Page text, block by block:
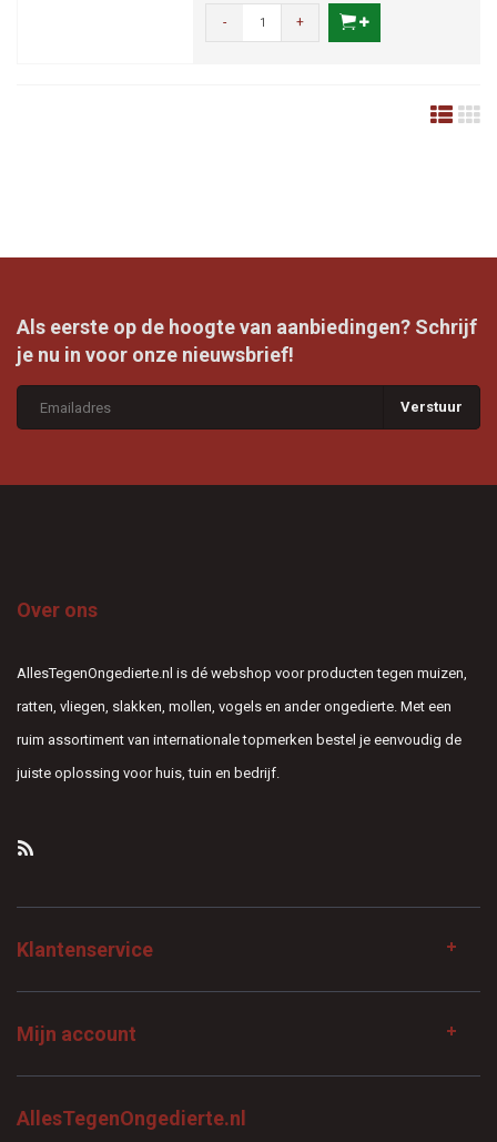
- +
Als eerste op de hoogte van aanbiedingen? Schrijf
je nu in voor onze nieuwsbrief!
Verstuur
Over ons
AllesTegenOngedierte.nl is dé webshop voor producten tegen muizen,
ratten, vliegen, slakken, mollen, vogels en ander ongedierte. Met een
ruim assortiment van internationale topmerken bestel je eenvoudig de
juiste oplossing voor huis, tuin en bedrijf.
Klantenservice
Mijn account
AllesTegenOngedierte.nl